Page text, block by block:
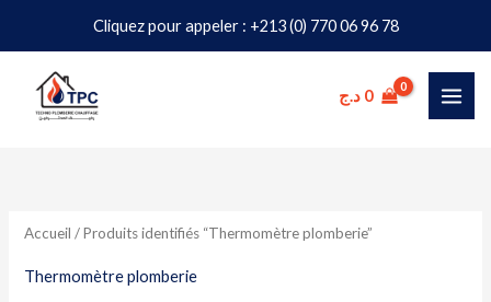
Cliquez pour appeler : +213 (0) 770 06 96 78
contenu
0 د.ج
Accueil / Produits identifiés “Thermomètre plomberie”
Thermomètre plomberie